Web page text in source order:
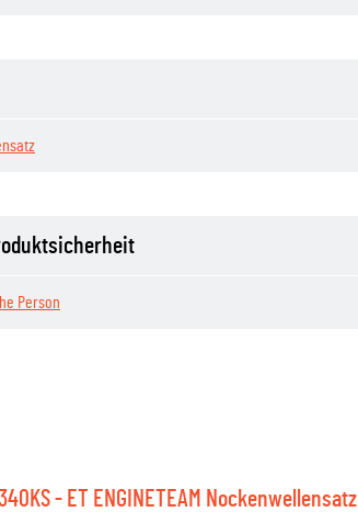
Person
- ET ENGINETEAM Nockenwellensatz